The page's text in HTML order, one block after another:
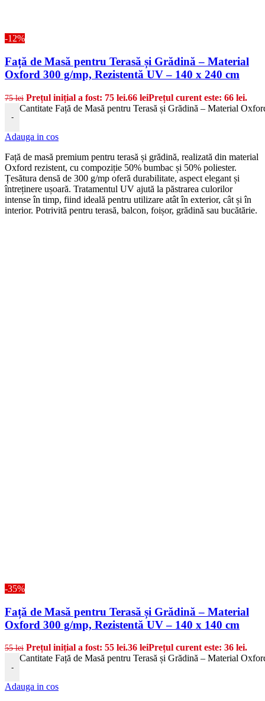
-12%
Față de Masă pentru Terasă și Grădină – Material
Oxford 300 g/mp, Rezistentă UV – 140 x 240 cm
75lei Prețul inițial a fost: 75 lei.66 leiPrețul curent este: 66 lei.
-
Cantitate Față de Masă pentru Terasă și Grădină – Material
Adauga in cos
Față de masă premium pentru terasă și grădină, realizată din material
Oxford rezistent, cu compoziție 50% bumbac și 50% poliester.
Țesătura densă de 300 g/mp oferă durabilitate, aspect elegant și
întreținere ușoară. Tratamentul UV ajută la păstrarea culorilor
intense în timp, fiind ideală pentru utilizare atât în exterior, cât și în
interior. Potrivită pentru terasă, balcon, foișor, grădină sau bucătărie.
-35%
Față de Masă pentru Terasă și Grădină – Material
Oxford 300 g/mp, Rezistentă UV – 140 x 140 cm
55lei Prețul inițial a fost: 55 lei.36 leiPrețul curent este: 36 lei.
-
Cantitate Față de Masă pentru Terasă și Grădină – Material
Adauga in cos